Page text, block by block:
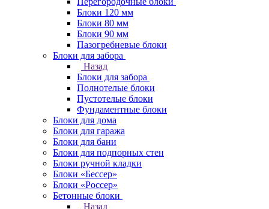
Блоки 120 мм
Блоки 80 мм
Блоки 90 мм
Пазогребневые блоки
Блоки для забора
Назад
Блоки для забора
Полнотелые блоки
Пустотелые блоки
Фундаментные блоки
Блоки для дома
Блоки для гаража
Блоки для бани
Блоки для подпорных стен
Блоки ручной кладки
Блоки «Бессер»
Блоки «Россер»
Бетонные блоки
Назад